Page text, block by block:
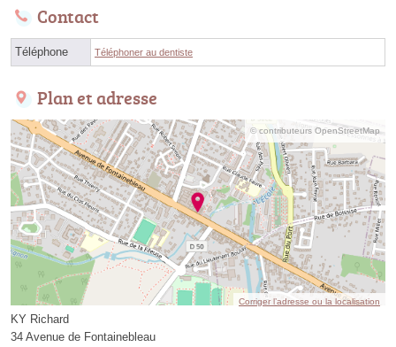
Contact
Téléphone Téléphoner au dentiste
Plan et adresse
© contributeurs OpenStreetMap
Corriger l’adresse ou la localisation
KY Richard
34 Avenue de Fontainebleau